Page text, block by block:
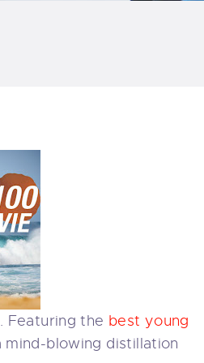
. Featuring the best young
blowing distillation